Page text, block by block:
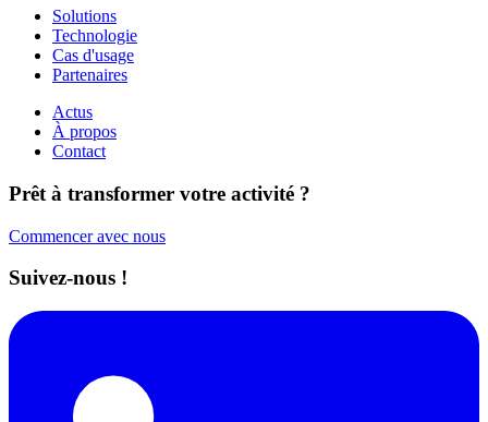
Solutions
Technologie
Cas d'usage
Partenaires
Actus
À propos
Contact
Prêt à transformer votre activité ?
Commencer avec nous
Suivez-nous !